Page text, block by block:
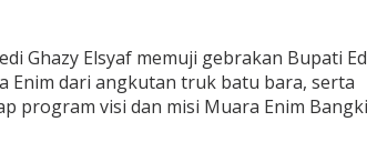
Ghazy Elsyaf memuji gebrakan Bupati
Enim dari angkutan truk batu bara, serta
program visi dan misi Muara Enim